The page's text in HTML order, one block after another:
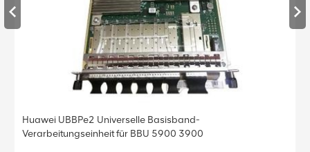
Huawei UBBPe4 Universelle Basisband-
Verarbeitungseinheit für BBU 5900 3900